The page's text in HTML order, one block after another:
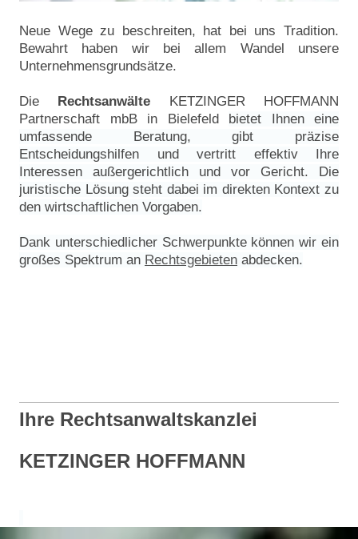
Neue Wege zu beschreiten, hat bei uns Tradition.
Bewahrt haben wir bei allem Wandel unsere
Unternehmensgrundsätze.
Die Rechtsanwälte KETZINGER HOFFMANN
Partnerschaft mbB in Bielefeld bietet Ihnen eine
umfassende Beratung, gibt präzise
Entscheidungshilfen und vertritt effektiv Ihre
Interessen außergerichtlich und vor Gericht. Die
juristische Lösung steht dabei im direkten Kontext zu
den wirtschaftlichen Vorgaben.
Dank unterschiedlicher Schwerpunkte können wir ein
großes Spektrum an Rechtsgebieten abdecken.
Ihre Rechtsanwaltskanzlei
KETZINGER HOFFMANN